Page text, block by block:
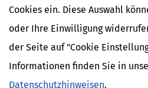
Cookies ein. Diese Auswahl
oder Ihre Einwilligung
der Seite auf "Cookie
Informationen finden Sie in
Datenschutzhinweisen.
wenn alle
wirtschaftsprüfender oder
sind,
8.
als Angestellte des
Ausfuhrkontrolle, soweit